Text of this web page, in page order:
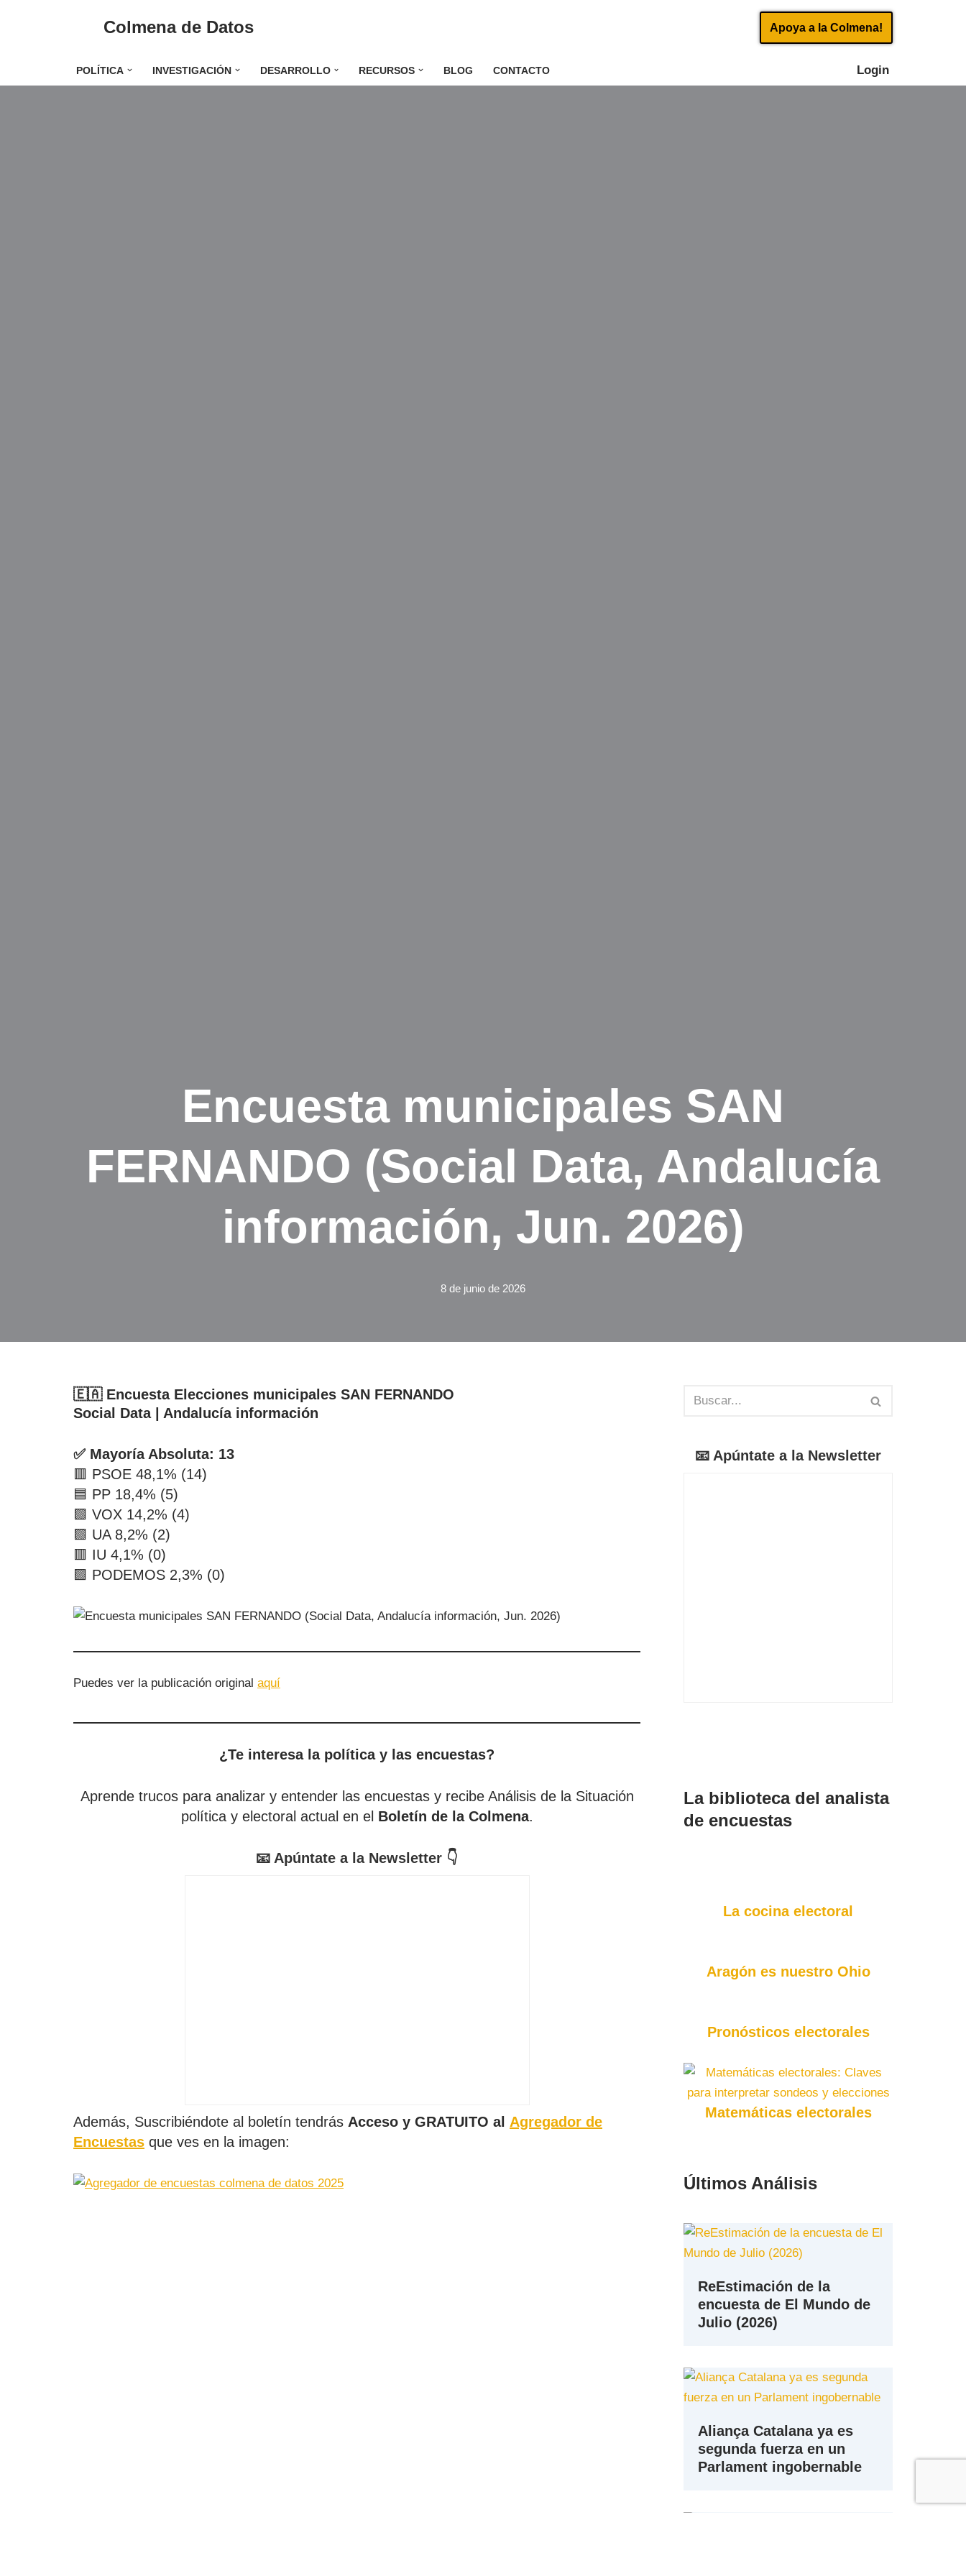
Colmena de Datos Apoya a la Colmena!
POLÍTICA INVESTIGACIÓN DESARROLLO RECURSOS BLOG CONTACTO Login
Encuesta municipales SAN
FERNANDO (Social Data, Andalucía
información, Jun. 2026)
8 de junio de 2026
🇪🇦 Encuesta Elecciones municipales SAN FERNANDO
Social Data | Andalucía información
✅ Mayoría Absoluta: 13
🟥 PSOE 48,1% (14)
🟦 PP 18,4% (5)
🟩 VOX 14,2% (4)
🟩 UA 8,2% (2)
🟥 IU 4,1% (0)
🟪 PODEMOS 2,3% (0)
Puedes ver la publicación original aquí
¿Te interesa la política y las encuestas?
Aprende trucos para analizar y entender las encuestas y recibe Análisis de la Situación
política y electoral actual en el Boletín de la Colmena.
📧 Apúntate a la Newsletter 👇
Además, Suscribiéndote al boletín tendrás Acceso y GRATUITO al Agregador de
Encuestas que ves en la imagen:
📧 Apúntate a la Newsletter
La biblioteca del analista
de encuestas
La cocina electoral
Aragón es nuestro Ohio
Pronósticos electorales
Matemáticas electorales
Últimos Análisis
ReEstimación de la
encuesta de El Mundo de
Julio (2026)
Aliança Catalana ya es
segunda fuerza en un
Parlament ingobernable